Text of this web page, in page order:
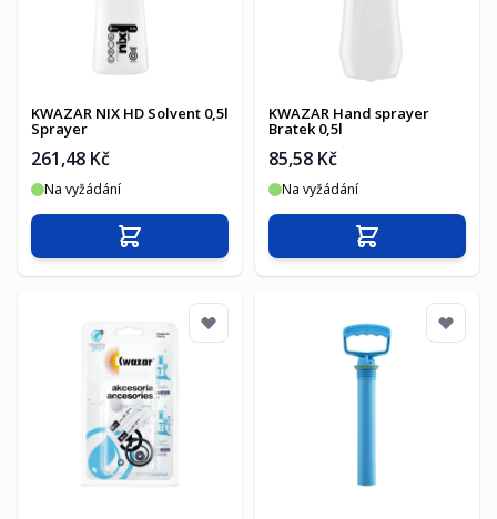
KWAZAR NIX HD Solvent 0,5l
Sprayer
261,48 Kč
Na vyžádání
Přidat do košíku
KWAZAR Hand sprayer
Bratek 0,5l
85,58 Kč
Na vyžádání
Přidat do košíku